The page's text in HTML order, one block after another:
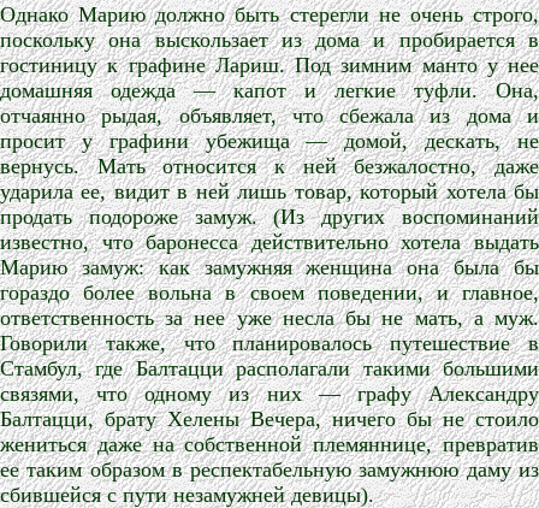
Однако Марию должно быть стерегли не очень строго,
поскольку она выскользает из дома и пробирается в
гостиницу к графине Лариш. Под зимним манто у нее
домашняя одежда — капот и легкие туфли. Она,
отчаянно рыдая, объявляет, что сбежала из дома и
просит у графини убежища — домой, дескать, не
вернусь. Мать относится к ней безжалостно, даже
ударила ее, видит в ней лишь товар, который хотела бы
продать подороже замуж. (Из других воспоминаний
известно, что баронесса действительно хотела выдать
Марию замуж: как замужняя женщина она была бы
гораздо более вольна в своем поведении, и главное,
ответственность за нее уже несла бы не мать, а муж.
Говорили также, что планировалось путешествие в
Стамбул, где Балтацци располагали такими большими
связями, что одному из них — графу Александру
Балтацци, брату Хелены Вечера, ничего бы не стоило
жениться даже на собственной племяннице, превратив
ее таким образом в респектабельную замужнюю даму из
сбившейся с пути незамужней девицы).